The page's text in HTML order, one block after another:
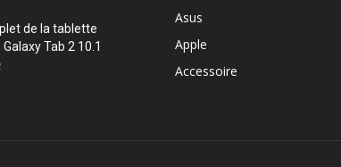
de la tablette
Tab 2 10.1
Asus
Apple
Accessoire